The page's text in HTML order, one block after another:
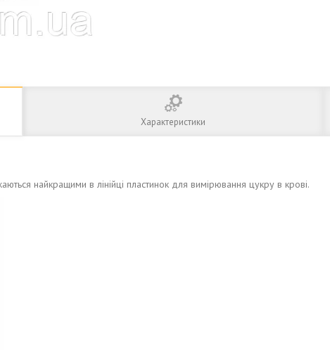
Характеристики
найкращими в лінійці пластинок для вимірювання цукру в крові.